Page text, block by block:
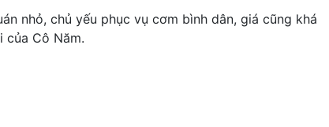
nhỏ, chủ yếu phục vụ cơm bình dân, giá cũng khá
của Cô Năm.